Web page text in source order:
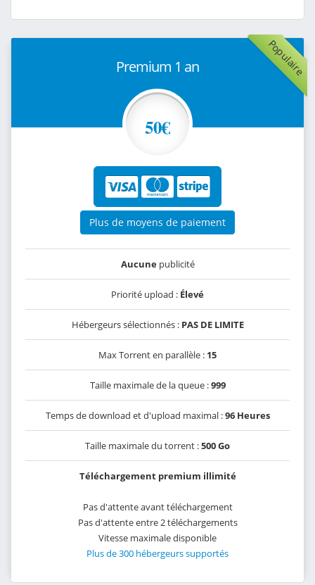
Populaire
Premium 1 an
50€
Plus de moyens de paiement
Aucunepublicité
Priorité upload : Élevé
Hébergeurs sélectionnés : PAS DE LIMITE
Max Torrent en parallèle : 15
Taille maximale de la queue :999
Temps de download et d'upload maximal :96 Heures
Taille maximale du torrent :500 Go
Téléchargement premium illimité
Pas d'attente avant téléchargement
Pas d'attente entre 2 téléchargements
Vitesse maximale disponible
Plus de 300 hébergeurs supportés